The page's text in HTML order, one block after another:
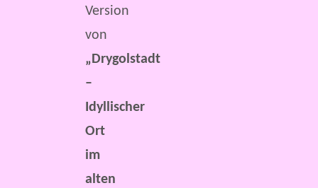
Version
von
„Drygolstadt
–
Idyllischer
Ort
im
alten